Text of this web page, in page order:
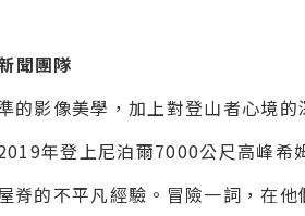
聞團隊
的影像美學，加上對登山者心境
年登上尼泊爾7000公尺高峰
的不平凡經驗。冒險一詞，在